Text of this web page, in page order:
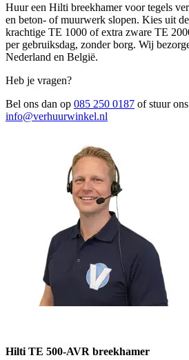
Huur een Hilti breekhamer voor tegels
en beton- of muurwerk slopen. Kies uit
krachtige TE 1000 of extra zware TE
per gebruiksdag, zonder borg. Wij
Nederland en België.
Heb je vragen?
Bel ons dan op 085 250 0187 of stuur
info@verhuurwinkel.nl
Hilti TE 500-AVR breekhamer